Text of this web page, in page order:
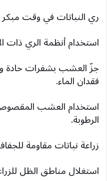
ري النباتات في وقت مبكر
استخدام أنظمة الري ذات
جزّ العشب بشفرات حادة
فقدان الماء.
استخدام العشب المقصوص
الرطوبة.
زراعة نباتات مقاومة
استغلال مناطق الظل